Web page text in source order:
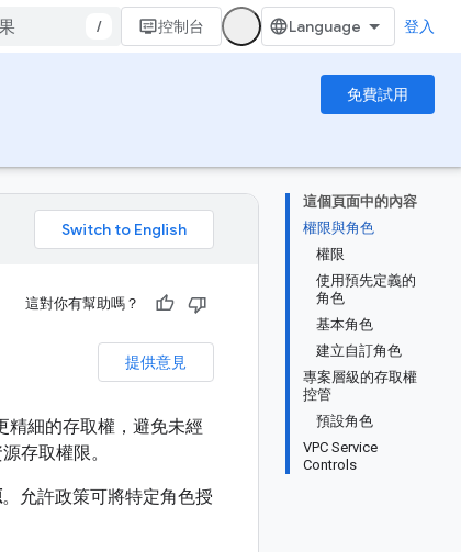
/ 控制台 登入
免費試用
這個頁面中的內容
權限與角色
權限
使用預先定義的
角色
基本角色
建立自訂角色
專案層級的存取權
控管
預設角色
VPC Service
Controls
這對你有幫助嗎？
提供意見
精細的存取權，避免未經
存取權限。
。允許政策可將特定角色授